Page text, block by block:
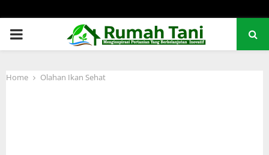
PRIMARY
Home Olahan Ikan Sehat